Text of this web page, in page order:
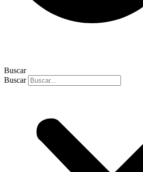
Buscar
Buscar